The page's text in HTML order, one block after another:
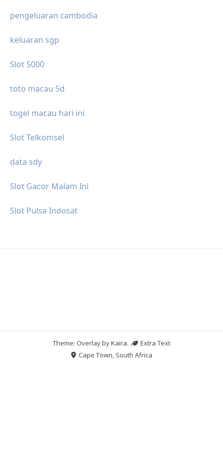
pengeluaran cambodia
keluaran sgp
Slot 5000
toto macau 5d
togel macau hari ini
Slot Telkomsel
data sdy
Slot Gacor Malam Ini
Slot Pulsa Indosat
Theme: Overlay byKaira.
Extra Text
Cape Town, South Africa